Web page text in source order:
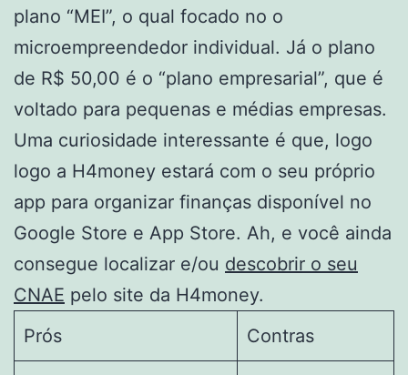
plano “MEI”, o qual focado no o
microempreendedor individual. Já o plano
de R$ 50,00 é o “plano empresarial”, que é
voltado para pequenas e médias empresas.
Uma curiosidade interessante é que, logo
logo a H4money estará com o seu próprio
app para organizar finanças disponível no
Google Store e App Store. Ah, e você ainda
consegue localizar e/ou descobrir o seu
CNAE pelo site da H4money.
Prós
Contras